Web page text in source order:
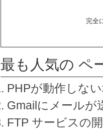
完全
最も人気の ペ
PHPが動作しな
Gmailにメールが
FTP サービスの